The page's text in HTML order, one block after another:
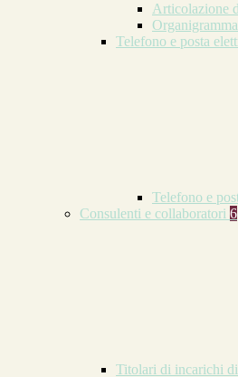
Articolazione
Organigramma
Telefono e posta
Telefono e
Consulenti e collaboratori 6
Titolari di incarichi